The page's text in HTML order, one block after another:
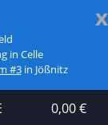
x
in Celle
#3in Jößnitz
0,00 €